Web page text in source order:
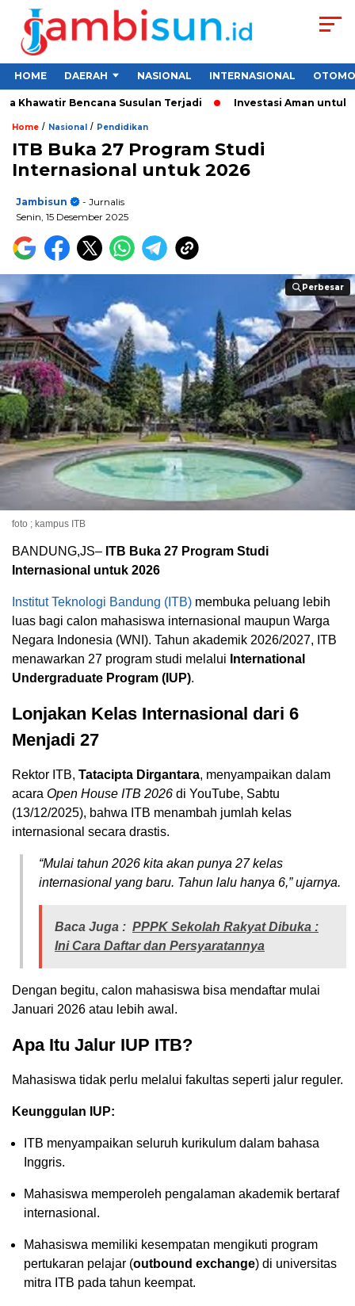
HOME DAERAH NASIONAL INTERNASIONAL
Bencana Susulan Terjadi Investasi Aman untuk
Home / Nasional / Pendidikan
ITB Buka 27 Program Studi
Internasional untuk 2026
Jambisun
- Jurnalis
Senin, 15 Desember 2025
Perbesar
Perbesar
foto ; kampus ITB
BANDUNG,JS– ITB Buka 27 Program Studi
Internasional untuk 2026
Institut Teknologi Bandung (ITB) membuka peluang lebih
luas bagi calon mahasiswa internasional maupun Warga
Negara Indonesia (WNI). Tahun akademik 2026/2027, ITB
menawarkan 27 program studi melalui International
Undergraduate Program (IUP).
Lonjakan Kelas Internasional dari 6
Menjadi 27
Rektor ITB, Tatacipta Dirgantara, menyampaikan dalam
acara Open House ITB 2026 di YouTube, Sabtu
(13/12/2025), bahwa ITB menambah jumlah kelas
internasional secara drastis.
“Mulai tahun 2026 kita akan punya 27 kelas
internasional yang baru. Tahun lalu hanya 6,” ujarnya.
Baca Juga : PPPK Sekolah Rakyat Dibuka :
Ini Cara Daftar dan Persyaratannya
Dengan begitu, calon mahasiswa bisa mendaftar mulai
Januari 2026 atau lebih awal.
Apa Itu Jalur IUP ITB?
Mahasiswa tidak perlu melalui fakultas seperti jalur reguler.
Keunggulan IUP:
ITB menyampaikan seluruh kurikulum dalam bahasa
Inggris.
Mahasiswa memperoleh pengalaman akademik bertaraf
internasional.
Mahasiswa memiliki kesempatan mengikuti program
pertukaran pelajar (outbound exchange) di universitas
mitra ITB pada tahun keempat.